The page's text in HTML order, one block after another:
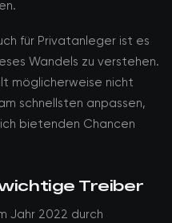
für Privatanleger ist es
Wandels zu verstehen.
möglicherweise nicht
schnellsten anpassen,
bietenden Chancen
Treiber
Jahr 2022 durch